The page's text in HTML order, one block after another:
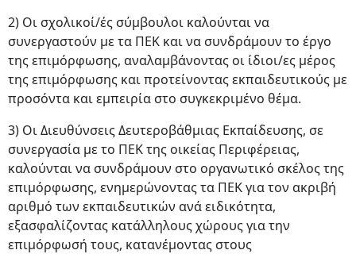
2) Οι σχολικοί/ές σύμβουλοι καλούνται να
συνεργαστούν με τα ΠΕΚ και να συνδράμουν το έργο
της επιμόρφωσης, αναλαμβάνοντας οι ίδιοι/ες μέρος
της επιμόρφωσης και προτείνοντας εκπαιδευτικούς με
προσόντα και εμπειρία στο συγκεκριμένο θέμα.
3) Οι Διευθύνσεις Δευτεροβάθμιας Εκπαίδευσης, σε
συνεργασία με το ΠΕΚ της οικείας Περιφέρειας,
καλούνται να συνδράμουν στο οργανωτικό σκέλος της
επιμόρφωσης, ενημερώνοντας τα ΠΕΚ για τον ακριβή
αριθμό των εκπαιδευτικών ανά ειδικότητα,
εξασφαλίζοντας κατάλληλους χώρους για την
επιμόρφωσή τους, κατανέμοντας στους